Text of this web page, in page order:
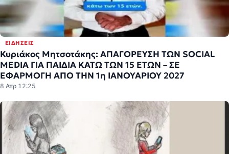
ΕΙΔΉΣΕΙΣ
Κυριάκος Μητσοτάκης: ΑΠΑΓΟΡΕΥΣΗ ΤΩΝ SOCIAL
MEDIA ΓΙΑ ΠΑΙΔΙΑ ΚΑΤΩ ΤΩΝ 15 ΕΤΩΝ – ΣΕ
ΕΦΑΡΜΟΓΗ ΑΠΟ ΤΗΝ 1η ΙΑΝΟΥΑΡΙΟΥ 2027
8 Απρ 12:25